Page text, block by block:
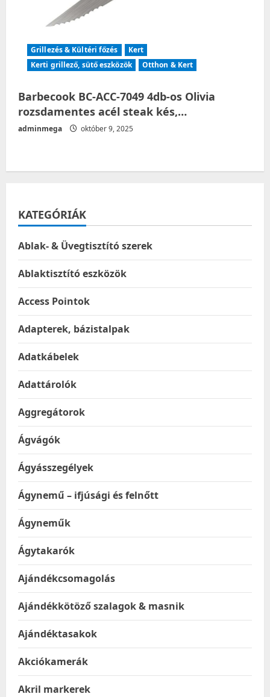
Grillezés & Kültéri főzés
Kert
Kerti grillező, sütő eszközök
Otthon & Kert
Barbecook BC-ACC-7049 4db-os Olivia
rozsdamentes acél steak kés,…
adminmega október 9, 2025
KATEGÓRIÁK
Ablak- & Üvegtisztító szerek
Ablaktisztító eszközök
Access Pointok
Adapterek, bázistalpak
Adatkábelek
Adattárolók
Aggregátorok
Ágvágók
Ágyásszegélyek
Ágynemű – ifjúsági és felnőtt
Ágyneműk
Ágytakarók
Ajándékcsomagolás
Ajándékkötöző szalagok & masnik
Ajándéktasakok
Akciókamerák
Akril markerek